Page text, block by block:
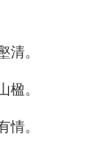
。
。
。